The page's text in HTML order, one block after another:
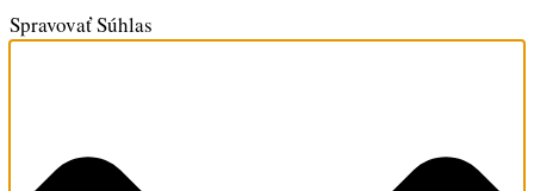
Spravovať Súhlas